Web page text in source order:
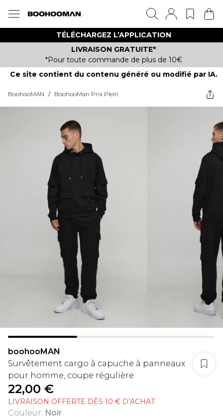
TÉLÉCHARGEZ L’APPLICATION
LIVRAISON GRATUITE*
*Pour toute commande de plus de 10€
Ce site contient du contenu généré ou modifié par IA.
BoohooMAN / BoohooMan Prix Plein
boohooMAN
Survêtement cargo à capuche à panneaux
pour homme, coupe régulière
22,00 €
LIVRAISON OFFERTE DÈS 10 € D’ACHAT
Couleur: Noir